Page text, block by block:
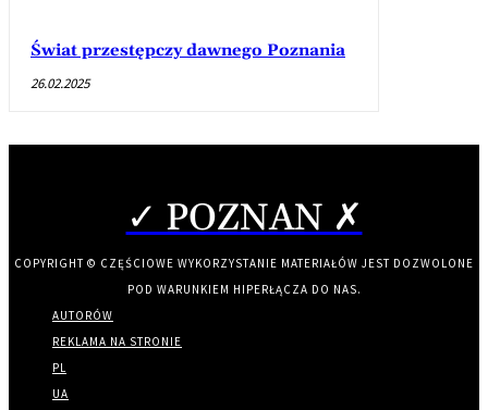
Świat przestępczy dawnego Poznania
26.02.2025
✓ POZNAN ✗
COPYRIGHT © CZĘŚCIOWE WYKORZYSTANIE MATERIAŁÓW JEST DOZWOLONE
POD WARUNKIEM HIPERŁĄCZA DO NAS.
AUTORÓW
REKLAMA NA STRONIE
PL
UA